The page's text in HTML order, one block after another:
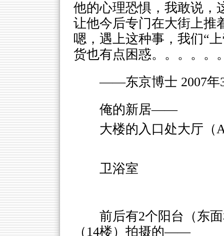
他的心理恐惧，我敢说，
让他今后专门在大街上推
嗯，遇上这种事，我们“
货也有点困惑。。。。。
——东京博士 2007年
俺的新居——
大楼的入口处大厅（
卫浴室
前后有2个阳台（东
（14楼）拍摄的——